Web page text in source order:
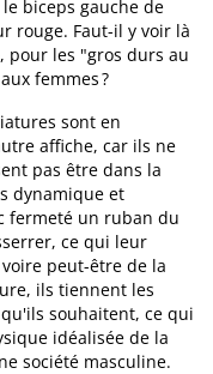
biceps gauche de
rouge. Faut-il y voir là
pour les "gros durs au
femmes ?
sont en
affiche, car ils ne
pas être dans la
dynamique et
fermeté un ruban du
ce qui leur
peut-être de la
ils tiennent les
souhaitent, ce qui
idéalisée de la
société masculine.